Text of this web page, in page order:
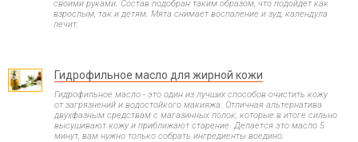
своими руками. Состав подобран таким образом, что подойдет как
взрослым, так и детям. Мята снимает воспаление и зуд, календула
лечит.
Гидрофильное масло для жирной кожи
Гидрофильное масло - это один из лучших способов очистить кожу
от загрязнений и водостойкого макияжа. Отличная альтернатива
двухфазным средствам с магазинных полок, которые в итоге сильно
высушивают кожу и приближают старение. Делается это масло 5
минут, вам нужно только собрать ингредиенты воедино.